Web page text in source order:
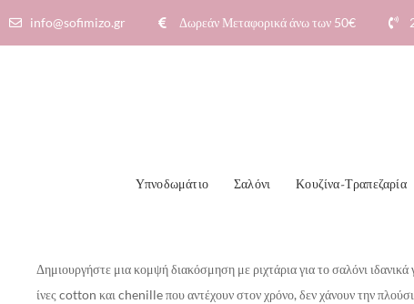
info@sofimizo.gr Δωρεάν Μεταφορικά άνω των 50€​
Υπνοδωμάτιο Σαλόνι Κουζίνα-Τραπεζαρία
Δημιουργήστε μια κομψή διακόσμηση με ριχτάρια για το σαλόνι
ίνες cotton και chenille που αντέχουν στον χρόνο, δεν χάνουν την